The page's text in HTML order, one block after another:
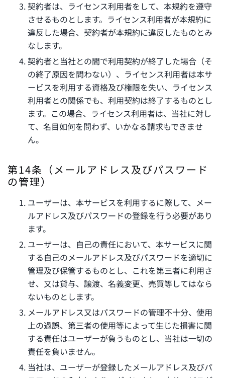
契約者は、ライセンス利用者をして、本規約を遵守
させるものとします。ライセンス利用者が本規約に
違反した場合、契約者が本規約に違反したものとみ
なします。
契約者と当社との間で利用契約が終了した場合（そ
の終了原因を問わない）、ライセンス利用者は本サ
ービスを利用する資格及び権限を失い、ライセンス
利用者との関係でも、利用契約は終了するものとし
ます。この場合、ライセンス利用者は、当社に対し
て、名目如何を問わず、いかなる請求もできませ
ん。
第14条（メールアドレス及びパスワード
の管理）
ユーザーは、本サービスを利用するに際して、メー
ルアドレス及びパスワードの登録を行う必要があり
ます。
ユーザーは、自己の責任において、本サービスに関
する自己のメールアドレス及びパスワードを適切に
管理及び保管するものとし、これを第三者に利用さ
せ、又は貸与、譲渡、名義変更、売買等してはなら
ないものとします。
メールアドレス又はパスワードの管理不十分、使用
上の過誤、第三者の使用等によって生じた損害に関
する責任はユーザーが負うものとし、当社は一切の
責任を負いません。
当社は、ユーザーが登録したメールアドレス及びパ